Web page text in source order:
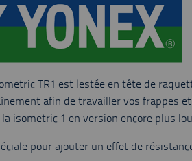
TR1 est lestée en tête de
afin de travailler vos frappes
isometric 1 en version encore plus
pour ajouter un effet de